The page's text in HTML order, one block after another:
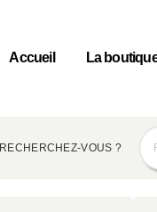
Accueil La
VOUS ?